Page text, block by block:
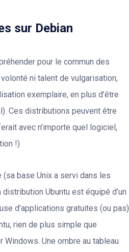
sur Debian
pour le commun des
ni talent de vulgarisation,
exemplaire, en plus d’être
Ces distributions peuvent être
avec n’importe quel logiciel,
!)
base Unix a servi dans les
Ubuntu est équipé d’un
d’applications gratuites (ou pas)
rien de plus simple que
Windows. Une ombre au tableau